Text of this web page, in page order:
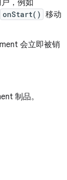
，例如
onStart() 移动
会立即被销
制品。